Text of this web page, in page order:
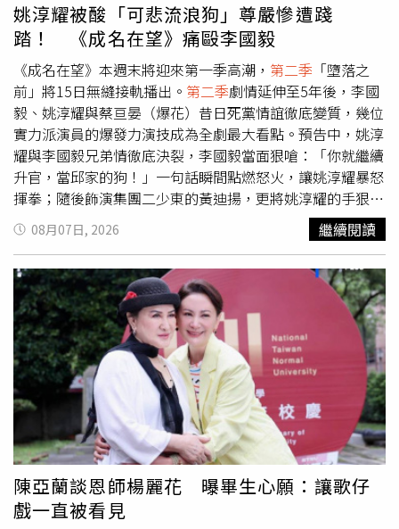
姚淳耀被酸「可悲流浪狗」尊嚴慘遭踐
踏！ 《成名在望》痛毆李國毅
《成名在望》本週末將迎來第一季高潮， 第二季 「墮落之
前」將15日無縫接軌播出。 第二季劇情延伸至5年後，李國
毅、姚淳耀與蔡亘晏（爆花）昔日死黨情誼徹底變質，幾位
實力派演員的爆發力演技成為全劇最大看點。預告中，姚淳
耀與李國毅兄弟情徹底決裂，李國毅當面狠嗆：「你就繼續
升官，當邱家的狗！」一句話瞬間點燃怒火，讓姚淳耀暴怒
揮拳；隨後飾演集團二少東的黃迪揚，更將姚淳耀的手狠踩
在腳下，輕蔑警告：「一條可悲的流浪狗，千萬不要想爬到
我頭上！」姚淳耀將掙扎與受盡屈辱的壓抑展現得淋漓盡
致。不僅如此，姚淳耀在第一季高潮中與蔡亘晏（爆花）的
病房戲同樣火花四射，被賞巴掌後將對方壓在門上怒吼撕
裂，兩人在怨恨與無奈中瘋狂交鋒。談及角色的極端狀態，
姚淳耀坦言：「他永遠都拿槍指著自己的頭，根本不在乎性
命，好像每一刻隨時都可以離開。」姚淳耀談及飾演的角色
羅冠豪，表示他彷彿永遠拿槍指著自己的頭，隨時可以離
開。（圖／瀚草影視）
08月07日, 2026 繼續閱讀
陳亞蘭談恩師楊麗花 曝畢生心願：讓歌仔
戲一直被看見